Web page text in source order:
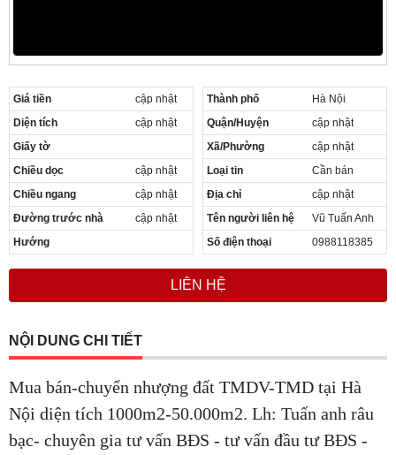
Giá tiền
cập nhật
Diện tích
cập nhật
Giấy tờ
Chiều dọc
cập nhật
Chiều ngang
cập nhật
Đường trước nhà
cập nhật
Hướng
Thành phố
Hà Nội
Quận/Huyện
cập nhật
Xã/Phường
cập nhật
Loại tin
Cần bán
Địa chỉ
cập nhật
Tên người liên hệ
Vũ Tuấn Anh
Số điện thoại
0988118385
LIÊN HỆ
NỘI DUNG CHI TIẾT
Mua bán-chuyển nhượng đất TMDV-TMD tại Hà
Nội diện tích 1000m2-50.000m2. Lh: Tuấn anh râu
bạc- chuyên gia tư vấn BĐS - tư vấn đầu tư BĐS -